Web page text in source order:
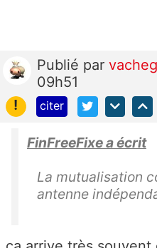
Publié par
09h51
!
citer
FinFreeFixe a écrit
La mutualisation
antenne